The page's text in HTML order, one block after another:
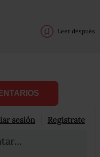
Leer después
sesión Registrate